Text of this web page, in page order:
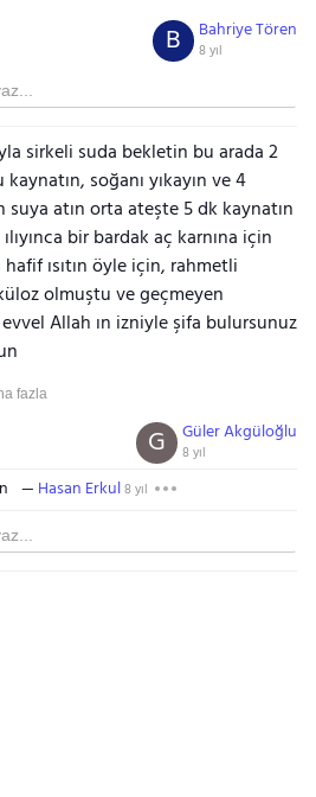
Bahriye Tören
8 yıl
B
sirkeli suda bekletin bu arada 2
soğanı yıkayın ve 4
atın orta ateşte 5 dk kaynatın
bir bardak aç karnına için
ısıtın öyle için, rahmetli
olmuştu ve geçmeyen
Allah ın izniyle şifa bulursunuz
fazla
Güler Akgüloğlu
8 yıl
G
Hasan Erkul8 yıl